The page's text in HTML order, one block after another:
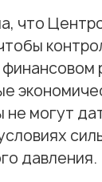
что
не могут
давления.